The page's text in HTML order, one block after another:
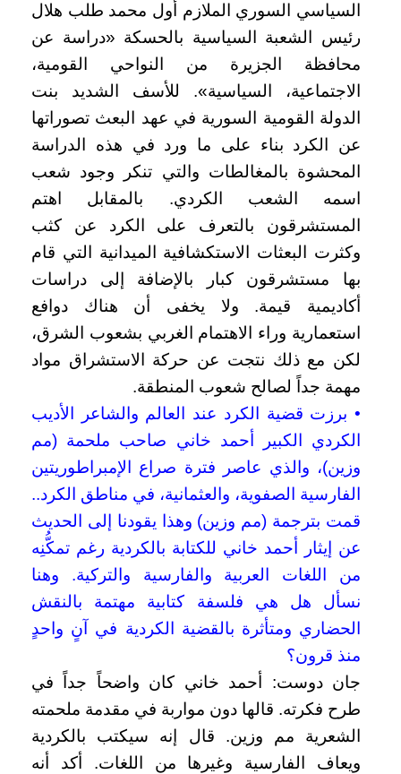
السياسي السوري الملازم أول محمد طلب هلال
رئيس الشعبة السياسية بالحسكة «دراسة عن
محافظة الجزيرة من النواحي القومية،
الاجتماعية، السياسية». للأسف الشديد بنت
الدولة القومية السورية في عهد البعث تصوراتها
عن الكرد بناء على ما ورد في هذه الدراسة
المحشوة بالمغالطات والتي تنكر وجود شعب
اسمه الشعب الكردي. بالمقابل اهتم
المستشرقون بالتعرف على الكرد عن كثب
وكثرت البعثات الاستكشافية الميدانية التي قام
بها مستشرقون كبار بالإضافة إلى دراسات
أكاديمية قيمة. ولا يخفى أن هناك دوافع
استعمارية وراء الاهتمام الغربي بشعوب الشرق،
لكن مع ذلك نتجت عن حركة الاستشراق مواد
مهمة جداً لصالح شعوب المنطقة.
• برزت قضية الكرد عند العالم والشاعر الأديب
الكردي الكبير أحمد خاني صاحب ملحمة (مم
وزين)، والذي عاصر فترة صراع الإمبراطوريتين
الفارسية الصفوية، والعثمانية، في مناطق الكرد..
قمت بترجمة (مم وزين) وهذا يقودنا إلى الحديث
عن إيثار أحمد خاني للكتابة بالكردية رغم تمكُّنِه
من اللغات العربية والفارسية والتركية. وهنا
نسأل هل هي فلسفة كتابية مهتمة بالنقش
الحضاري ومتأثرة بالقضية الكردية في آنٍ واحدٍ
منذ قرون؟
جان دوست: أحمد خاني كان واضحاً جداً في
طرح فكرته. قالها دون مواربة في مقدمة ملحمته
الشعرية مم وزين. قال إنه سيكتب بالكردية
ويعاف الفارسية وغيرها من اللغات. أكد أنه